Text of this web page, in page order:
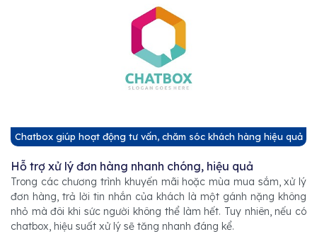
Chatbox giúp hoạt động tư vấn, chăm sóc khách hàng hiệu quả
Hỗ trợ xử lý đơn hàng nhanh chóng, hiệu quả
Trong các chương trình khuyến mãi hoặc mùa mua sắm, xử lý
đơn hàng, trả lời tin nhắn của khách là một gánh nặng không
nhỏ mà đôi khi sức người không thể làm hết. Tuy nhiên, nếu có
chatbox, hiệu suất xử lý sẽ tăng nhanh đáng kể.